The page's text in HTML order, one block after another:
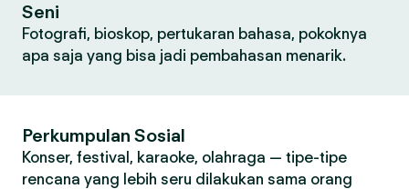
Seni
Fotografi, bioskop, pertukaran bahasa, pokoknya
apa saja yang bisa jadi pembahasan menarik.
Perkumpulan Sosial
Konser, festival, karaoke, olahraga — tipe-tipe
rencana yang lebih seru dilakukan sama orang